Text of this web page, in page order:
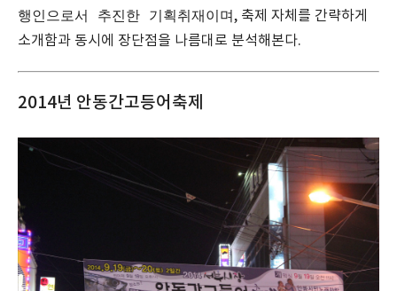
행인으로서 추진한 기획취재이며, 축제 자체를 간략하게
소개함과 동시에 장단점을 나름대로 분석해본다.
2014년 안동간고등어축제